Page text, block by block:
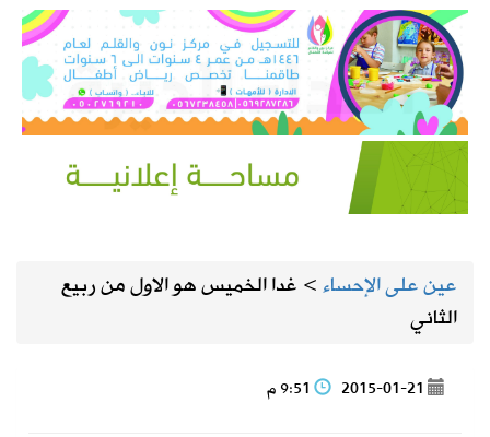
عين على الإحساء> غدا الخميس هو الاول من ربيع
الثاني
2015-01-21